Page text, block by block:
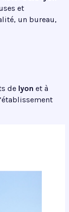
et
un bureau,
de lyon et à